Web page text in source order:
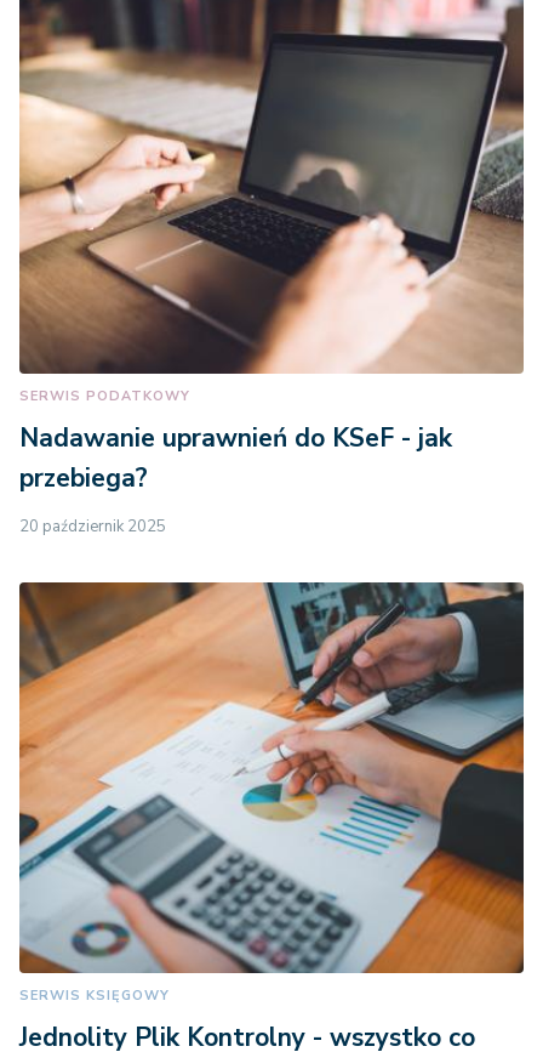
SERWIS PODATKOWY
Nadawanie uprawnień do KSeF - jak
przebiega?
20 październik 2025
SERWIS KSIĘGOWY
Jednolity Plik Kontrolny - wszystko co